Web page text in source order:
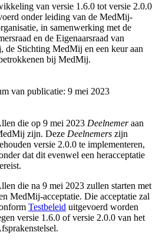
van versie 1.6.0 tot versie 2.0.0
onder leiding van de MedMij-
in samenwerking met de
en de Eigenaarsraad van
de Stichting MedMij en een keur aan
bij MedMij.
van publicatie: 9 mei 2023
die op 9 mei 2023 Deelnemeraan
zijn. Deze Deelnemers zijn
versie 2.0.0 te implementeren,
dat dit evenwel een heracceptatie
die na 9 mei 2023 zullen starten met
MedMij-acceptatie. Die acceptatie zal
Testbeleid uitgevoerd worden
versie 1.6.0 of versie 2.0.0 van het